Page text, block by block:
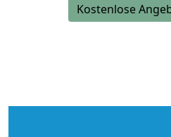
Kostenlose